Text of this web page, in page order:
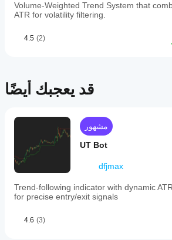
rejection
or
Traders
for
mean
entering
but
not
resistance,
trend
by
Volume-Weighted Trend System that
ATR for volatility filtering.
4.5 (2)
قد يعجبك أيضًا
مشهور
UT Bot
dfjmax
Trend-following indicator with dynamic
for precise entry/exit signals
4.6 (3)